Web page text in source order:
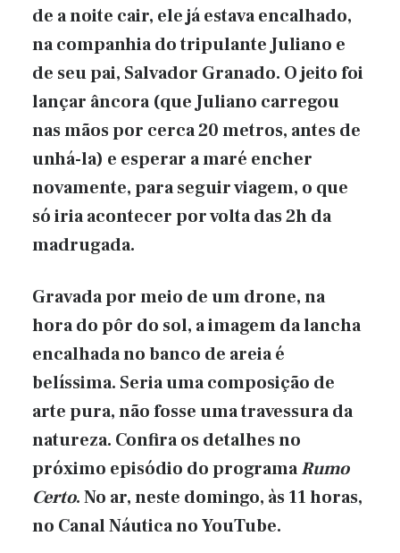
de a noite cair, ele já estava encalhado,
na companhia do tripulante Juliano e
de seu pai, Salvador Granado. O jeito foi
lançar âncora (que Juliano carregou
nas mãos por cerca 20 metros, antes de
unhá-la) e esperar a maré encher
novamente, para seguir viagem, o que
só iria acontecer por volta das 2h da
madrugada.
Gravada por meio de um drone, na
hora do pôr do sol, a imagem da lancha
encalhada no banco de areia é
belíssima. Seria uma composição de
arte pura, não fosse uma travessura da
natureza. Confira os detalhes no
próximo episódio do programaRumo
Certo. No ar, neste domingo, às 11 horas,
no Canal Náutica no YouTube.